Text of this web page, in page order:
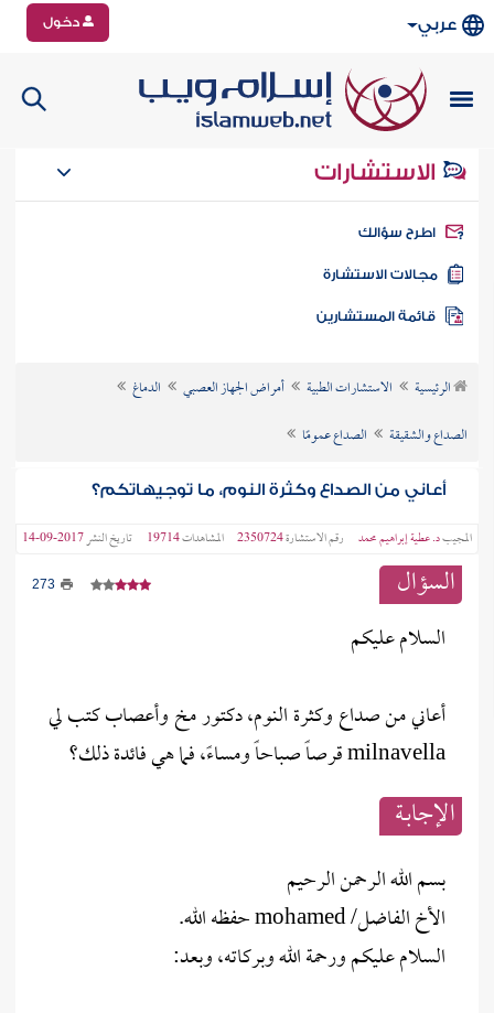
عربي دخول
الاستشارات
سؤالك
الاستشارة
الرئيسية الاستشارات الطبية أمراض الجهاز العصبي
الدماغ
الصداع والشقيقة
الصداع عمومًا
أعاني من الصداع وكثرة النوم، ما توجيهاتكم؟
المجيبد. عطية إبراهيم محمد رقم الاستشارة2350724 المشاهدات19714 تاريخ النشر2017-09-14
السؤال 273
السلام عليكم
أعاني من صداع وكثرة النوم، دكتور مخ وأعصاب كتب لي
milnavella قرصاً صباحاً ومساءً، فما هي فائدة ذلك؟
الإجابــة
بسم الله الرحمن الرحيم
الأخ الفاضل/ mohamed حفظه الله.
السلام عليكم ورحمة الله وبركاته، وبعد: